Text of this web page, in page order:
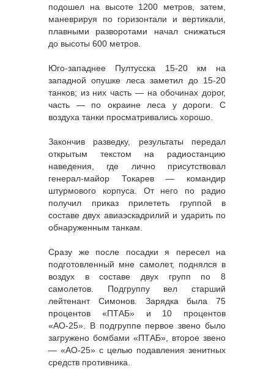
подошел на высоте 1200 метров, затем,
маневрируя по горизонтали и вертикали,
плавными разворотами начал снижаться
до высоты 600 метров.
Юго-западнее Пултусска 15-20 км на
западной опушке леса заметил до 15-20
танков; из них часть — на обочинах дорог,
часть — по окраине леса у дороги. С
воздуха танки просматривались хорошо.
Закончив разведку, результаты передал
открытым текстом на радиостанцию
наведения, где лично присутствовал
генерал-майор Токарев — командир
штурмового корпуса. От него по радио
получил приказ прилететь группой в
составе двух авиаэскадрилий и ударить по
обнаруженным танкам.
Сразу же после посадки я пересел на
подготовленный мне самолет, поднялся в
воздух в составе двух групп по 8
самолетов. Подгруппу вел старший
лейтенант Симонов. Зарядка была 75
процентов «ПТАБ» и 10 процентов
«АО-25». В подгруппе первое звено было
загружено бомбами «ПТАБ», второе звено
— «АО-25» с целью подавления зенитных
средств противника.